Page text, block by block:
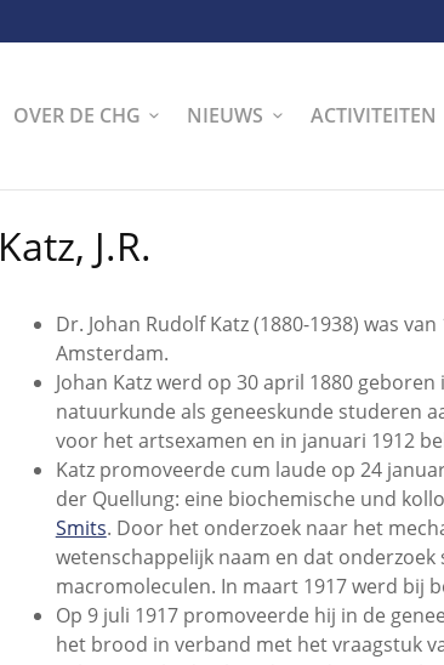
OVER DE CHG NIEUWS ACTIVITEITEN
Katz, J.R.
Dr. Johan Rudolf Katz (1880-1938) was
Amsterdam.
Johan Katz werd op 30 april 1880
natuurkunde als geneeskunde studeren
voor het artsexamen en in januari 1912
Katz promoveerde cum laude op 24
der Quellung: eine biochemische und
Smits. Door het onderzoek naar het
wetenschappelijk naam en dat
macromoleculen. In maart 1917 werd bij
Op 9 juli 1917 promoveerde hij in de
het brood in verband met het vraagstuk